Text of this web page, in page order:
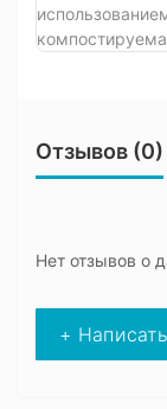
Отзывов (0)
Нет отзывов о
+